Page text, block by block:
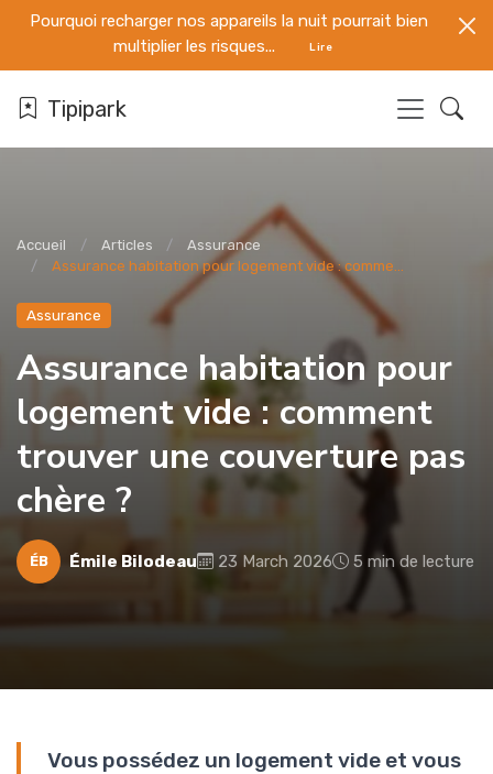
Pourquoi recharger nos appareils la nuit pourrait bien
multiplier les risques...
Lire
Tipipark
Accueil Articles
Assurance
Assurance habitation pour logement vide : comme...
Assurance
Assurance habitation pour
logement vide : comment
trouver une couverture pas
chère ?
ÉB Émile Bilodeau 23 March 2026 5 min de lecture
Vous possédez un logement vide et vous